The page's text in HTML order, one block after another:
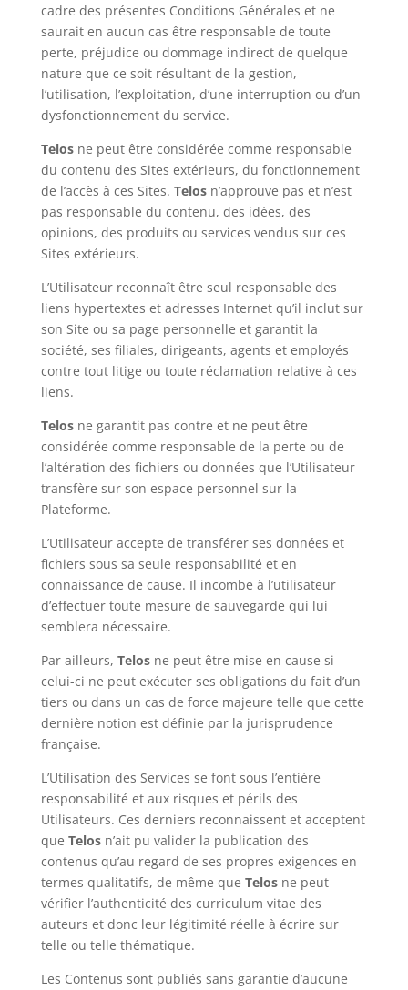
cadre des présentes Conditions Générales et ne
saurait en aucun cas être responsable de toute
perte, préjudice ou dommage indirect de quelque
nature que ce soit résultant de la gestion,
l’utilisation, l’exploitation, d’une interruption ou d’un
dysfonctionnement du service.
Telosne peut être considérée comme responsable
du contenu des Sites extérieurs, du fonctionnement
de l’accès à ces Sites. Telosn’approuve pas et n’est
pas responsable du contenu, des idées, des
opinions, des produits ou services vendus sur ces
Sites extérieurs.
L’Utilisateur reconnaît être seul responsable des
liens hypertextes et adresses Internet qu’il inclut sur
son Site ou sa page personnelle et garantit la
société, ses filiales, dirigeants, agents et employés
contre tout litige ou toute réclamation relative à ces
liens.
Telosne garantit pas contre et ne peut être
considérée comme responsable de la perte ou de
l’altération des fichiers ou données que l’Utilisateur
transfère sur son espace personnel sur la
Plateforme.
L’Utilisateur accepte de transférer ses données et
fichiers sous sa seule responsabilité et en
connaissance de cause. Il incombe à l’utilisateur
d’effectuer toute mesure de sauvegarde qui lui
semblera nécessaire.
Par ailleurs, Telosne peut être mise en cause si
celui-ci ne peut exécuter ses obligations du fait d’un
tiers ou dans un cas de force majeure telle que cette
dernière notion est définie par la jurisprudence
française.
L’Utilisation des Services se font sous l’entière
responsabilité et aux risques et périls des
Utilisateurs. Ces derniers reconnaissent et acceptent
que Telosn’ait pu valider la publication des
contenus qu’au regard de ses propres exigences en
termes qualitatifs, de même que Telosne peut
vérifier l’authenticité des curriculum vitae des
auteurs et donc leur légitimité réelle à écrire sur
telle ou telle thématique.
Les Contenus sont publiés sans garantie d’aucune